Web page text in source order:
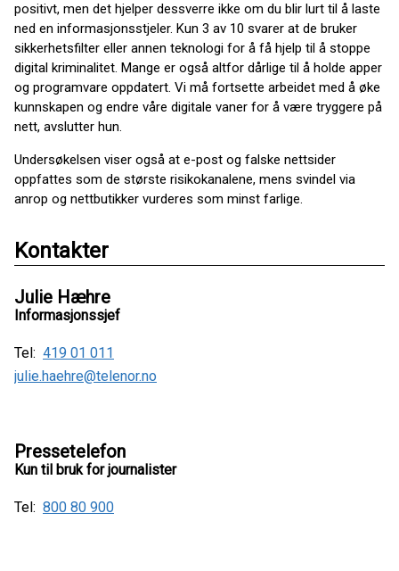
positivt, men det hjelper dessverre ikke om du blir lurt til å laste
ned en informasjonsstjeler. Kun 3 av 10 svarer at de bruker
sikkerhetsfilter eller annen teknologi for å få hjelp til å stoppe
digital kriminalitet. Mange er også altfor dårlige til å holde apper
og programvare oppdatert. Vi må fortsette arbeidet med å øke
kunnskapen og endre våre digitale vaner for å være tryggere på
nett, avslutter hun.
Undersøkelsen viser også at e-post og falske nettsider
oppfattes som de største risikokanalene, mens svindel via
anrop og nettbutikker vurderes som minst farlige.
Kontakter
Julie Hæhre
Informasjonssjef
Tel: 419 01 011
julie.haehre@telenor.no
Pressetelefon
Kun til bruk for journalister
Tel: 800 80 900